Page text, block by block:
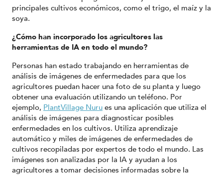
principales cultivos económicos, como el trigo, el maíz y la
soya.
¿Cómo han incorporado los agricultores las
herramientas de IA en todo el mundo?
Personas han estado trabajando en herramientas de
análisis de imágenes de enfermedades para que los
agricultores puedan hacer una foto de su planta y luego
obtener una evaluación utilizando un teléfono. Por
ejemplo, PlantVillage Nuru es una aplicación que utiliza el
análisis de imágenes para diagnosticar posibles
enfermedades en los cultivos. Utiliza aprendizaje
automático y miles de imágenes de enfermedades de
cultivos recopiladas por expertos de todo el mundo. Las
imágenes son analizadas por la IA y ayudan a los
agricultores a tomar decisiones informadas sobre la